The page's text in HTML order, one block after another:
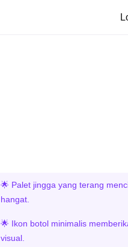
🌟 Palet jingga yang terang
hangat.
🌟 Ikon botol minimalis
visual.